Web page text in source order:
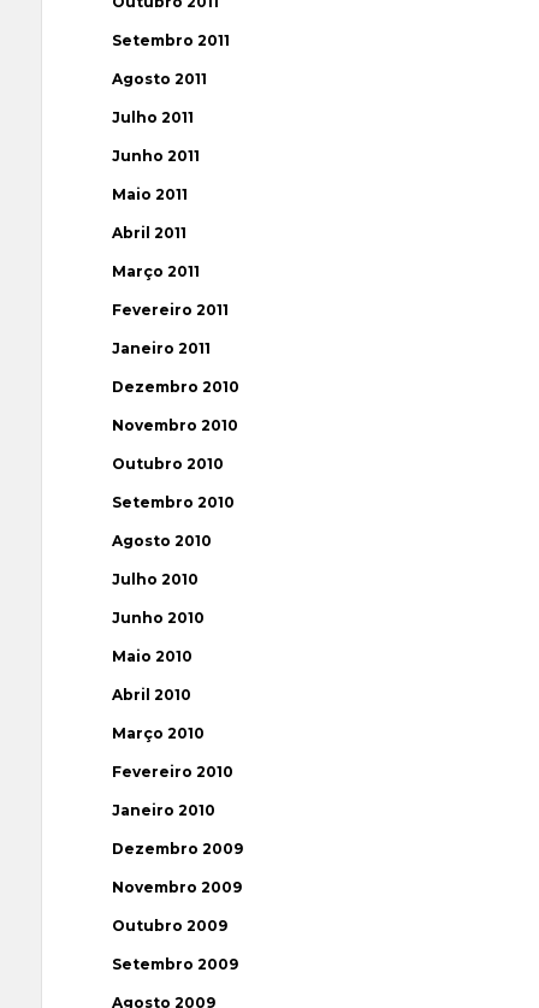
Setembro 2011
Agosto 2011
Julho 2011
Junho 2011
Maio 2011
Abril 2011
Março 2011
Fevereiro 2011
Janeiro 2011
Dezembro 2010
Novembro 2010
Outubro 2010
Setembro 2010
Agosto 2010
Julho 2010
Junho 2010
Maio 2010
Abril 2010
Março 2010
Fevereiro 2010
Janeiro 2010
Dezembro 2009
Novembro 2009
Outubro 2009
Setembro 2009
Agosto 2009